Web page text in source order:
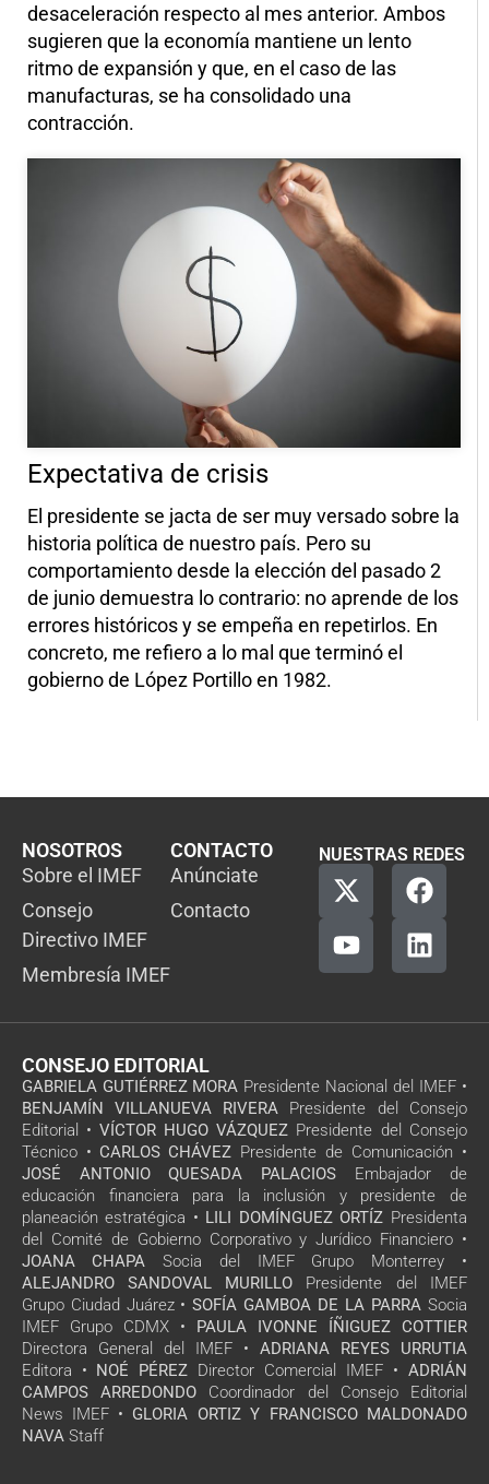
desaceleración respecto al mes anterior. Ambos
sugieren que la economía mantiene un lento
ritmo de expansión y que, en el caso de las
manufacturas, se ha consolidado una
contracción.
Expectativa de crisis
El presidente se jacta de ser muy versado sobre la
historia política de nuestro país. Pero su
comportamiento desde la elección del pasado 2
de junio demuestra lo contrario: no aprende de los
errores históricos y se empeña en repetirlos. En
concreto, me refiero a lo mal que terminó el
gobierno de López Portillo en 1982.
NOSOTROS
Sobre el IMEF
Consejo
Directivo IMEF
Membresía IMEF
CONTACTO
Anúnciate
Contacto
NUESTRAS REDES
CONSEJO EDITORIAL
GABRIELA GUTIÉRREZ MORA Presidente Nacional del IMEF •
BENJAMÍN VILLANUEVA RIVERA Presidente del Consejo
Editorial • VÍCTOR HUGO VÁZQUEZ Presidente del Consejo
Técnico • CARLOS CHÁVEZ Presidente de Comunicación •
JOSÉ ANTONIO QUESADA PALACIOS Embajador de
educación financiera para la inclusión y presidente de
planeación estratégica • LILI DOMÍNGUEZ ORTÍZ Presidenta
del Comité de Gobierno Corporativo y Jurídico Financiero •
JOANA CHAPA Socia del IMEF Grupo Monterrey •
ALEJANDRO SANDOVAL MURILLO Presidente del IMEF
Grupo Ciudad Juárez • SOFÍA GAMBOA DE LA PARRA Socia
IMEF Grupo CDMX • PAULA IVONNE ÍÑIGUEZ COTTIER
Directora General del IMEF • ADRIANA REYES URRUTIA
Editora • NOÉ PÉREZ Director Comercial IMEF • ADRIÁN
CAMPOS ARREDONDO Coordinador del Consejo Editorial
News IMEF • GLORIA ORTIZ Y FRANCISCO MALDONADO
NAVA Staff